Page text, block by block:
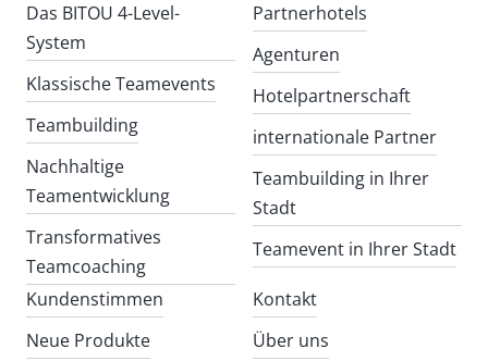
Das BITOU 4-Level-
System
Klassische Teamevents
Teambuilding
Nachhaltige
Teamentwicklung
Transformatives
Teamcoaching
Partnerhotels
Agenturen
Hotelpartnerschaft
internationale Partner
Teambuilding in Ihrer
Stadt
Teamevent in Ihrer Stadt
Kundenstimmen
Neue Produkte
Kontakt
Über uns